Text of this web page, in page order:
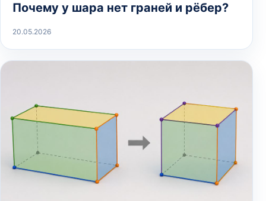
Почему у шара нет граней и рёбер?
20.05.2026